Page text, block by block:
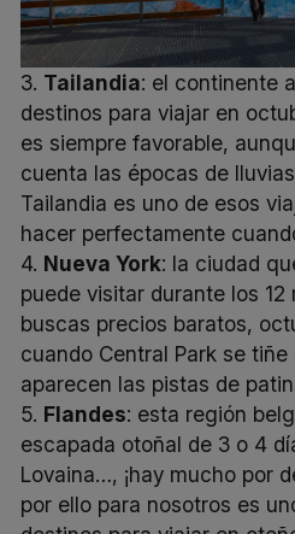
3. Tailandia: el continente
destinos para viajar en
es siempre favorable,
cuenta las épocas de
Tailandia es uno de esos
hacer perfectamente
4. Nueva York: la ciudad
puede visitar durante los
buscas precios baratos,
cuando Central Park se
aparecen las pistas de
5. Flandes: esta región
escapada otoñal de 3 o 4
Lovaina…, ¡hay mucho por
por ello para nosotros es